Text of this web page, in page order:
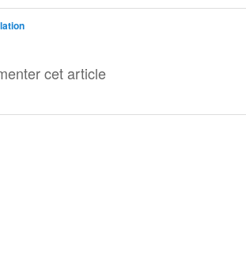
cet article